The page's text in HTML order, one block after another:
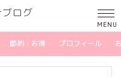
ログ
節約・お得 プロフィール